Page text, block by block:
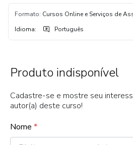
Formato: Cursos Online e Serviços de
Idioma: Português
Produto indisponível
Cadastre-se e mostre seu
autor(a) deste curso!
Nome *